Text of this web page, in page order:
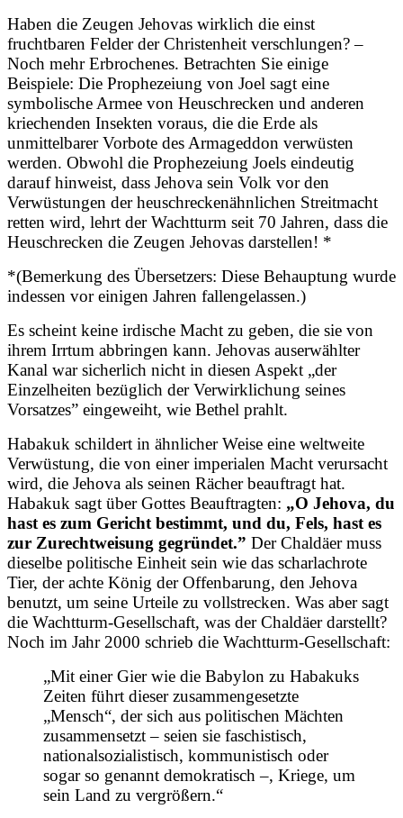
Haben die Zeugen Jehovas wirklich die einst
fruchtbaren Felder der Christenheit verschlungen? –
Noch mehr Erbrochenes. Betrachten Sie einige
Beispiele: Die Prophezeiung von Joel sagt eine
symbolische Armee von Heuschrecken und anderen
kriechenden Insekten voraus, die die Erde als
unmittelbarer Vorbote des Armageddon verwüsten
werden. Obwohl die Prophezeiung Joels eindeutig
darauf hinweist, dass Jehova sein Volk vor den
Verwüstungen der heuschreckenähnlichen Streitmacht
retten wird, lehrt der Wachtturm seit 70 Jahren, dass die
Heuschrecken die Zeugen Jehovas darstellen! *
*(Bemerkung des Übersetzers: Diese Behauptung wurde
indessen vor einigen Jahren fallengelassen.)
Es scheint keine irdische Macht zu geben, die sie von
ihrem Irrtum abbringen kann. Jehovas auserwählter
Kanal war sicherlich nicht in diesen Aspekt „der
Einzelheiten bezüglich der Verwirklichung seines
Vorsatzes” eingeweiht, wie Bethel prahlt.
Habakuk schildert in ähnlicher Weise eine weltweite
Verwüstung, die von einer imperialen Macht verursacht
wird, die Jehova als seinen Rächer beauftragt hat.
Habakuk sagt über Gottes Beauftragten: „O Jehova, du
hast es zum Gericht bestimmt, und du, Fels, hast es
zur Zurechtweisung gegründet.” Der Chaldäer muss
dieselbe politische Einheit sein wie das scharlachrote
Tier, der achte König der Offenbarung, den Jehova
benutzt, um seine Urteile zu vollstrecken. Was aber sagt
die Wachtturm-Gesellschaft, was der Chaldäer darstellt?
Noch im Jahr 2000 schrieb die Wachtturm-Gesellschaft:
„Mit einer Gier wie die Babylon zu Habakuks
Zeiten führt dieser zusammengesetzte
„Mensch“, der sich aus politischen Mächten
zusammensetzt – seien sie faschistisch,
nationalsozialistisch, kommunistisch oder
sogar so genannt demokratisch –, Kriege, um
sein Land zu vergrößern.“